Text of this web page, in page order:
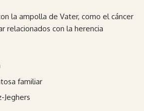
la ampolla de Vater, como el cáncer
relacionados con la herencia
familiar
Jeghers